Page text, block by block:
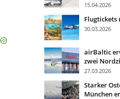
15.04.2026
Flugtickets
30.03.2026
airBaltic
zwei
27.03.2026
Starker
München